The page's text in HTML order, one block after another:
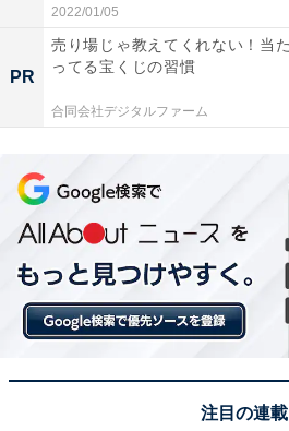
2022/01/05
PR
売り場じゃ教えてくれない！当
ってる宝くじの習慣
合同会社デジタルファーム
注目の連載